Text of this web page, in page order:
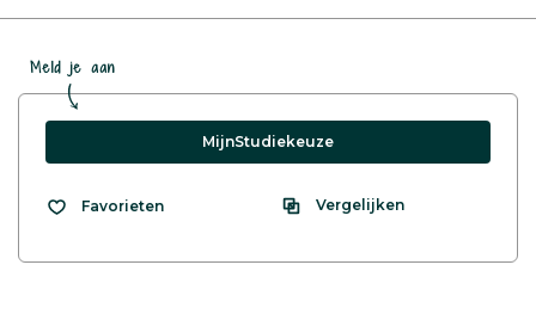
Meld je aan
MijnStudiekeuze
Favorieten Vergelijken